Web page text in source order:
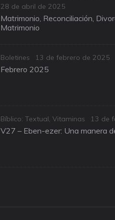
Posted
on
28 de abril de 2025
Matrimonio, Reconciliación,
Matrimonio
Categories
Boletines
Posted
on
13 de febrero de 2025
Febrero 2025
Categories
Bíblico: Textual,Vitaminas
Posted
on
13 de
V27 – Eben-ezer: Una manera